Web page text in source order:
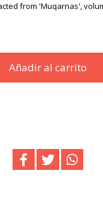
from 'Muqarnas',
Añadir al carrito